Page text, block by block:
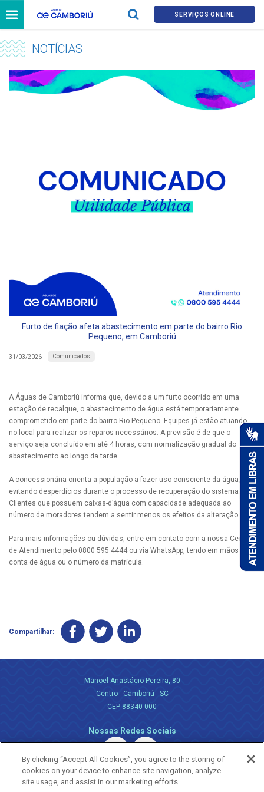
SERVIÇOS ONLINE
NOTÍCIAS
Furto de fiação afeta abastecimento em parte do bairro Rio
Pequeno, em Camboriú
31/03/2026 Comunicados
A Águas de Camboriú informa que, devido a um furto ocorrido em uma
estação de recalque, o abastecimento de água está temporariamente
comprometido em parte do bairro Rio Pequeno. Equipes já estão atuando
no local para realizar os reparos necessários. A previsão é de que o
serviço seja concluído em até 4 horas, com normalização gradual do
abastecimento ao longo da tarde.
A concessionária orienta a população a fazer uso consciente da água,
evitando desperdícios durante o processo de recuperação do sistema.
Clientes que possuem caixas-d’água com capacidade adequada ao
número de moradores tendem a sentir menos os efeitos da alteração.
Para mais informações ou dúvidas, entre em contato com a nossa Central
de Atendimento pelo 0800 595 4444 ou via WhatsApp, tendo em mãos a
conta de água ou o número da matrícula.
Compartilhar:
Manoel Anastácio Pereira, 80
Centro - Camboriú - SC
CEP 88340-000
Nossas Redes Sociais
By clicking “Accept All Cookies”, you agree to the storing of
cookies on your device to enhance site navigation, analyze
site usage, and assist in our marketing efforts.